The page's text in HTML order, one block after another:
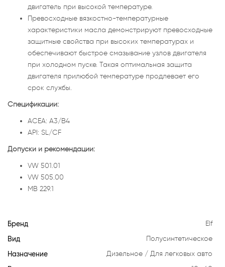
двигатель при высокой температуре.
Превосходные вязкостно-температурные
характеристики масла демонстрируют превосходные
защитные свойства при высоких температурах и
обеспечивают быстрое смазывание узлов двигателя
при холодном пуске. Такая оптимальная защита
двигателя прилюбой температуре продлевает его
срок службы.
Спецификации:
ACEA: A3/B4
API: SL/CF
Допуски и рекомендации:
VW 501.01
VW 505.00
MB 229.1
Бренд Elf
Вид Полусинтетическое
Назначение Дизельное Для легковых авто